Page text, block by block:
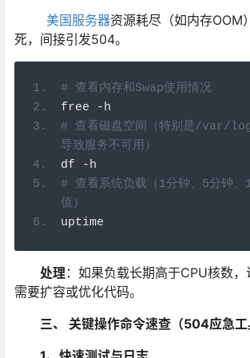
美国服务器资源耗尽（如内存OOM
死，间接引发504。
# 查看内存和Swap使用情况
free
-h
# 查看磁盘空间（特别是/var/log
导致服务不可用）
df
-h
# 查看系统负载（1分钟、5分钟、
值）
uptime
处理 ：如果负载长期高于CPU核数，
需要扩容或优化代码。
三、 关键操作命令速查（504应急工